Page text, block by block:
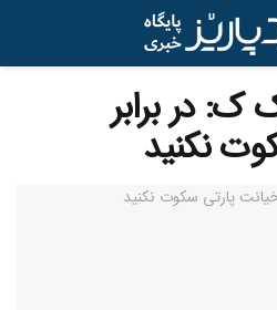
در برابر
نکنید